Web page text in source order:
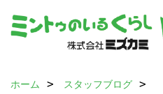
ホーム
スタッフブログ